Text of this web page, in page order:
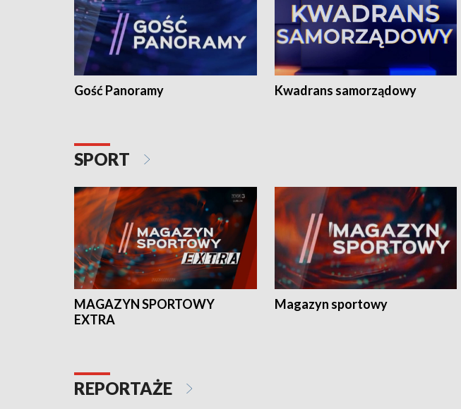
Gość Panoramy Kwadrans samorządowy
SPORT
MAGAZYN SPORTOWY
EXTRA
Magazyn sportowy
REPORTAŻE